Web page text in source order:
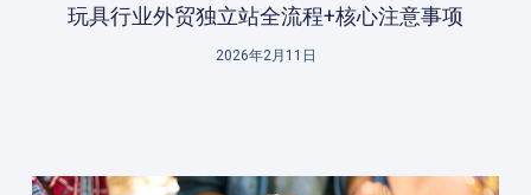
玩具行业外贸独立站全流程+核心注意事项
2026年2月11日